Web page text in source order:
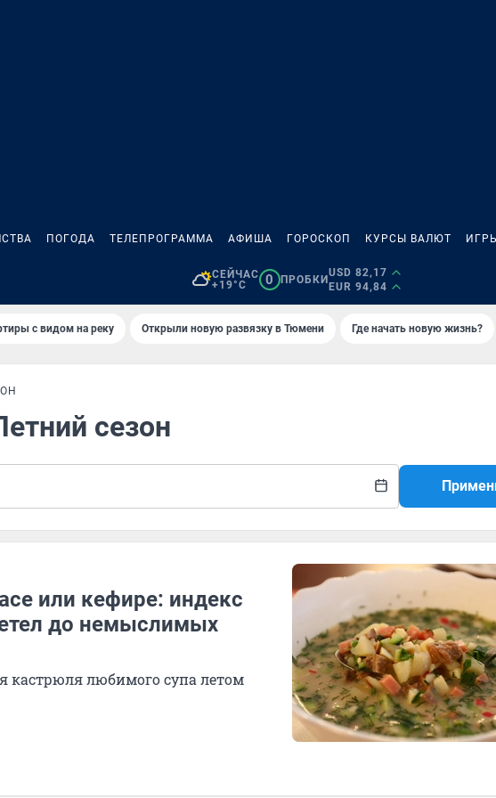
ПОГОДА ТЕЛЕПРОГРАММА АФИША ГОРОСКОП КУРСЫ ВАЛЮТ
СЕЙЧАС
+19°C
0 ПРОБКИ
USD 82,17
EUR 94,84
с видом на реку Открыли новую развязку в Тюмени Где начать новую жизнь?
сезон
или кефире: индекс
до немыслимых
кастрюля любимого супа летом